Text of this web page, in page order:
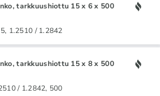
tarkkuushiottu 15 x 6 x 500
1.2510 / 1.2842
tarkkuushiottu 15 x 8 x 500
/ 1.2842, 500